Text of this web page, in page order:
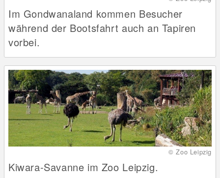
Im Gondwanaland kommen Besucher
während der Bootsfahrt auch an Tapiren
vorbei.
© Zoo Leipzig
Kiwara-Savanne im Zoo Leipzig.